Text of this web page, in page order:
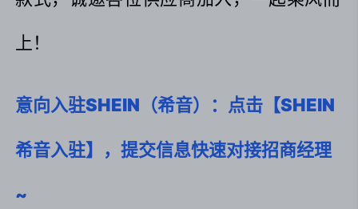
上！
意向入驻SHEIN（希音）：点击【SHEIN
希音入驻】，提交信息快速对接招商经理
~